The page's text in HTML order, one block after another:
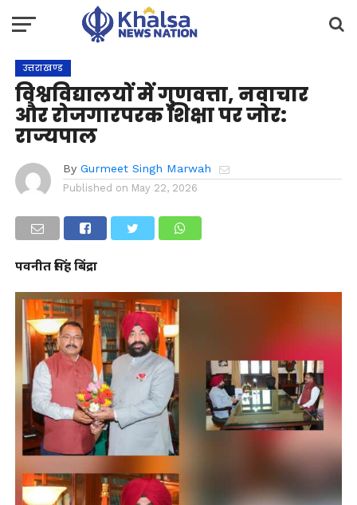
उत्तराखण्ड
विश्वविद्यालयों में गुणवत्ता, नवाचार
और रोजगारपरक शिक्षा पर जोर:
राज्यपाल
By Gurmeet Singh Marwah
Published on May 22, 2026
पवनीत सिंह बिंद्रा